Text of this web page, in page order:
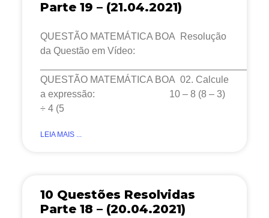
Parte 19 – (21.04.2021)
QUESTÃO MATEMÁTICA BOA Resolução
da Questão em Vídeo:
QUESTÃO MATEMÁTICA BOA 02. Calcule
a expressão: 10 – 8 (8 – 3)
÷ 4 (5
LEIA MAIS ...
10 Questões Resolvidas
Parte 18 – (20.04.2021)